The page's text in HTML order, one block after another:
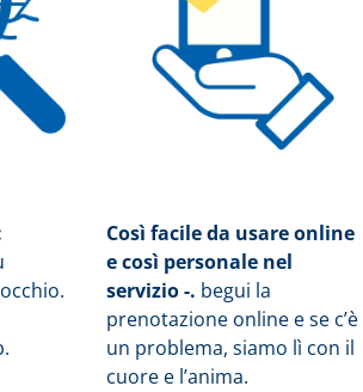
Così facile da usare online
e così personale nel
servizio -. begui la
prenotazione online e se c’è
un problema, siamo lì con il
cuore e l’anima.